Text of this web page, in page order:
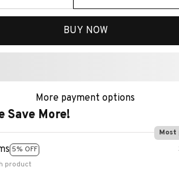
BUY NOW
More payment options
Save More!
5% OFF
Most
product